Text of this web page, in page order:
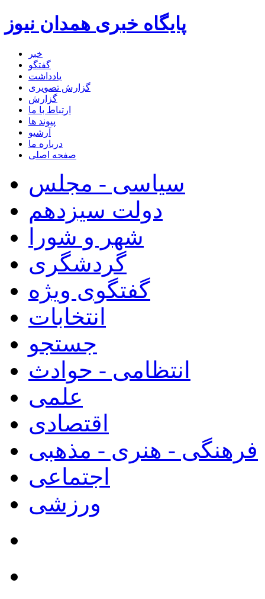
پایگاه خبری همدان نیوز
خبر
گفتگو
یادداشت
گزارش تصویری
گزارش
ارتباط با ما
پیوند ها
آرشیو
درباره ما
صفحه اصلی
سیاسی - مجلس
دولت سیزدهم
شهر و شورا
گردشگری
گفتگوی ویژه
انتخابات
جستجو
انتظامی - حوادث
علمی
اقتصادی
فرهنگی - هنری - مذهبی
اجتماعی
ورزشی